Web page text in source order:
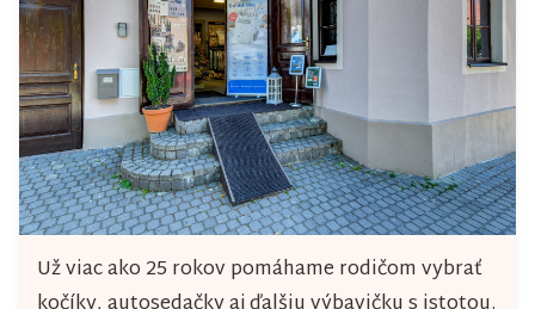
Už viac ako 25 rokov pomáhame rodičom vybrať